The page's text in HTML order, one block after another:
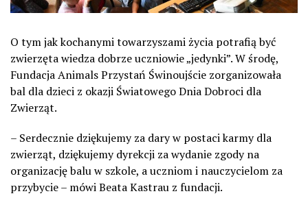
O tym jak kochanymi towarzyszami życia potrafią być
zwierzęta wiedza dobrze uczniowie „jedynki”. W środę,
Fundacja Animals Przystań Świnoujście zorganizowała
bal dla dzieci z okazji Światowego Dnia Dobroci dla
Zwierząt.
– Serdecznie dziękujemy za dary w postaci karmy dla
zwierząt, dziękujemy dyrekcji za wydanie zgody na
organizację balu w szkole, a uczniom i nauczycielom za
przybycie – mówi Beata Kastrau z fundacji.